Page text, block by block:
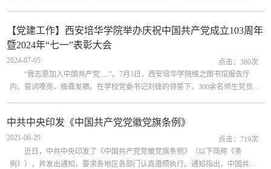
统战干部等教职工代表共计30余人参加此次活动。陕西考古博物馆是我省新的
博物馆形态，是集考古发掘、科学研究、文物保护、教育展示为一...
【党建工作】西安培华学院举办庆祝中国共产党成立103周年
暨2024年“七一”表彰大会
2024-07-05 点击： 380次
“我志愿加入中国共产党.....”。7月3日，西安培华学院维之图书馆报告厅
内，誓词嘹亮、振聋发聩。在学校党委书记刘锋的领誓下，300余名师生党员掷
书记、副书记、党务专（兼）职干事、师生党员代表，接受表彰的先进集体和
个人，新党员代表，入党积极分子代表等300余人参加了会议。大会在雄壮的
中共中央印发《中国共产党党徽党旗条例》
2021-06-29 点击： 719次
近日，中共中央印发了《中国共产党党徽党旗条例》（以下简称《条
例》），并发出通知，要求各地区各部门认真遵照执行。通知指出，中国共产